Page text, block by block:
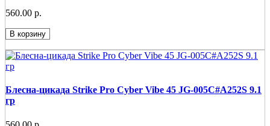
560.00 р.
В корзину
Блесна-цикада Strike Pro Cyber Vibe 45 JG-005C#A252S 9.1
гр